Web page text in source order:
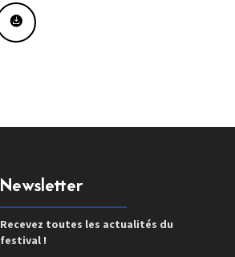
Newsletter
Recevez toutes les actualités du
festival !